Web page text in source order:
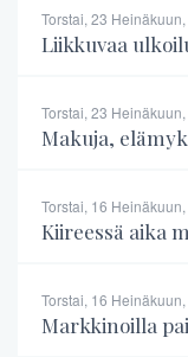
Torstai, 23
Liikkuvaa
Torstai, 23
Makuja,
Torstai, 16
Kiireessä aika
Torstai, 16
Markkinoilla